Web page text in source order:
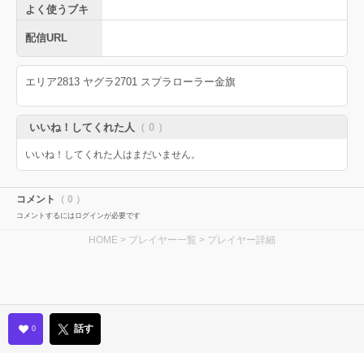
よく使うブキ
配信URL
エリア2813 ヤグラ2701 スプラローラー金旗
いいね！してくれた人 （ 0 ）
いいね！してくれた人はまだいません。
コメント （ 0 ）
コメントするにはログインが必要です
HOME > プレイヤー一覧 > プレイヤー詳細
0 話す